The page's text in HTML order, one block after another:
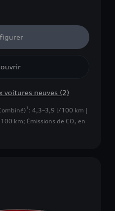
voitures neuves (2)
1 : 4,3–3,9 l/100 km |
km; Émissions de CO₂ en